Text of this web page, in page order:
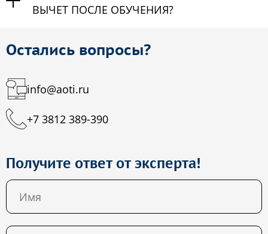
ВЫЧЕТ ПОСЛЕ ОБУЧЕНИЯ?
Остались вопросы?
info@aoti.ru
+7 3812 389-390
Получите ответ от эксперта!